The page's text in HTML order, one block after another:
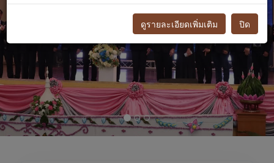
ดูรายละเอียดเพิ่มเติม ปิด